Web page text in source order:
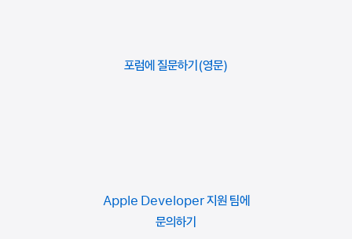
포럼에 질문하기
Apple Developer 지원 팀에
문의하기